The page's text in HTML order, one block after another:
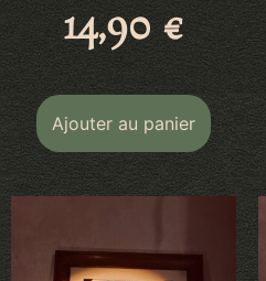
14,90€
Ajouter au panier